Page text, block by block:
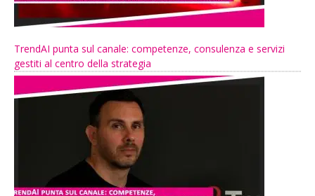
TrendAI punta sul canale: competenze, consulenza e servizi
gestiti al centro della strategia